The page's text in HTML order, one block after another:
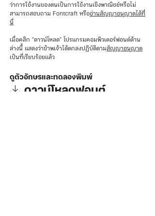
ว่าการใช้งานของตนเป็นการใช้งานเชิงพาณิชย์หรือไม่
สามารถสอบถาม Fontcraft หรืออ่านสัญญาอนุญาตได้ที่
นี่
เมื่อคลิก "ดาวน์โหลด" โปรแกรมคอมพิวเตอร์ฟอนต์ด้าน
ล่างนี้ แสดงว่าข้าพเจ้าได้ตกลงปฏิบัติตามสัญญาอนุญาต
เป็นที่เรียบร้อยแล้ว
ดูตัวอักษรและทดลองพิมพ์
⤓ ดาวน์โหลดฟอนต์